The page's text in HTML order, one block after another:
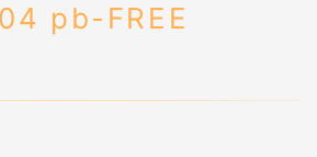
pb-FREE